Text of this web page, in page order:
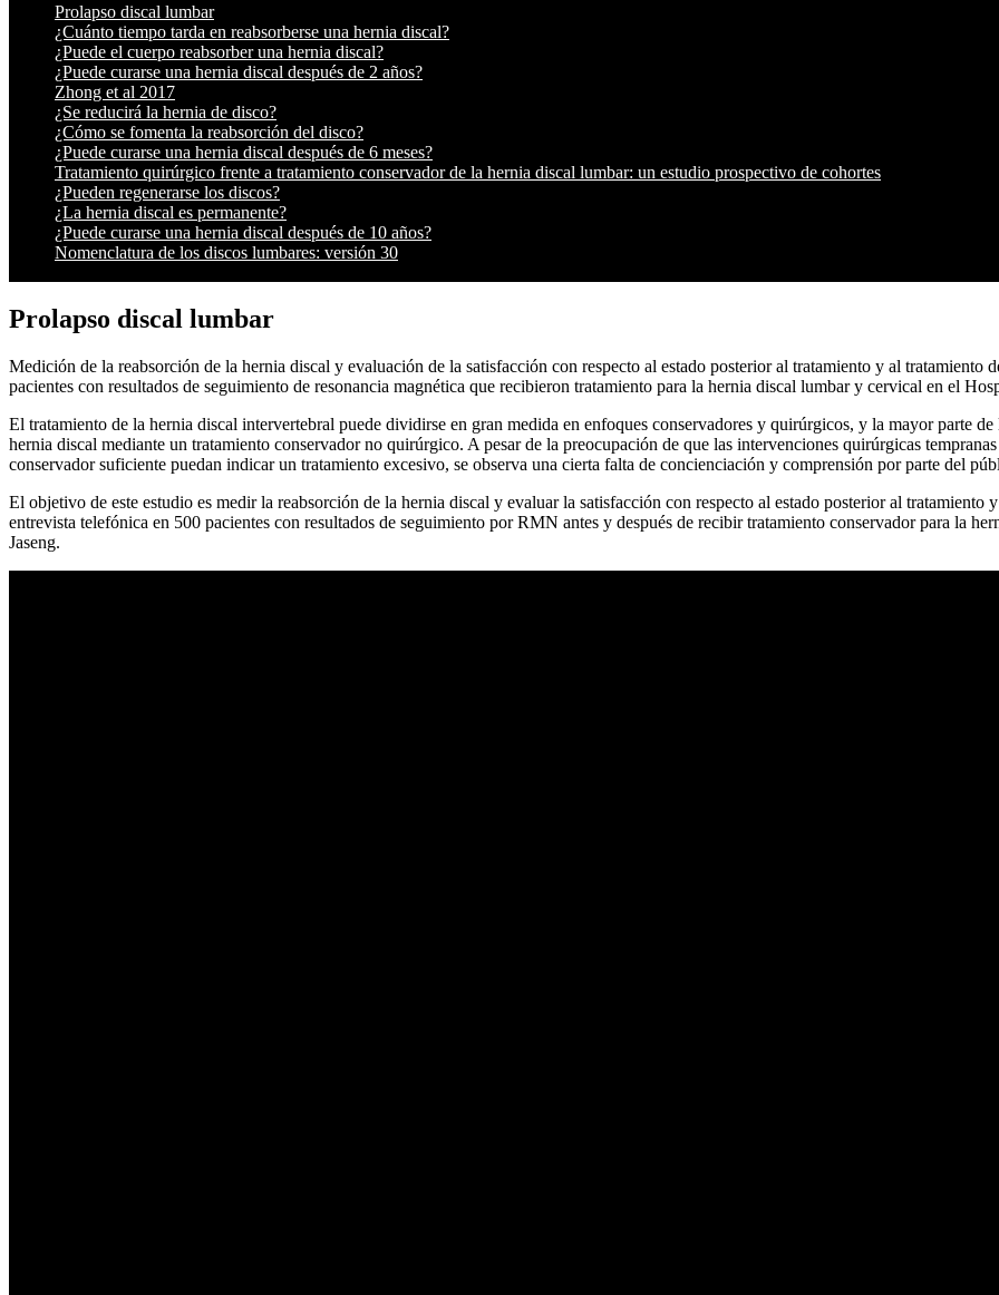
Prolapso discal lumbar
¿Cuánto tiempo tarda en reabsorberse una hernia discal?
¿Puede el cuerpo reabsorber una hernia discal?
¿Puede curarse una hernia discal después de 2 años?
Zhong et al 2017
¿Se reducirá la hernia de disco?
¿Cómo se fomenta la reabsorción del disco?
¿Puede curarse una hernia discal después de 6 meses?
Tratamiento quirúrgico frente a tratamiento conservador de la hernia discal lumbar: un estudio prospectivo de cohortes
¿Pueden regenerarse los discos?
¿La hernia discal es permanente?
¿Puede curarse una hernia discal después de 10 años?
Nomenclatura de los discos lumbares: versión 30
Prolapso discal lumbar
Medición de la reabsorción de la hernia discal y evaluación de la satisfacción con respecto al estado posterior al tratamiento y al tratamiento
pacientes con resultados de seguimiento de resonancia magnética que recibieron tratamiento para la hernia discal lumbar y cervical en el
El tratamiento de la hernia discal intervertebral puede dividirse en gran medida en enfoques conservadores y quirúrgicos, y la mayor parte
hernia discal mediante un tratamiento conservador no quirúrgico. A pesar de la preocupación de que las intervenciones quirúrgicas
conservador suficiente puedan indicar un tratamiento excesivo, se observa una cierta falta de concienciación y comprensión por parte del
El objetivo de este estudio es medir la reabsorción de la hernia discal y evaluar la satisfacción con respecto al estado posterior al tratamiento
entrevista telefónica en 500 pacientes con resultados de seguimiento por RMN antes y después de recibir tratamiento conservador para la
Jaseng.